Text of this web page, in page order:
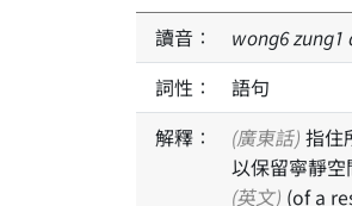
讀音： wong6zung1
詞性：
語句
解釋：
(廣東話)
以保留寧靜空
(英文)